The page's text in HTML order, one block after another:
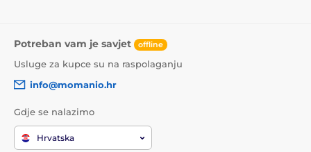
Potreban vam je savjet offline
Usluge za kupce su na raspolaganju
info@momanio.hr
Gdje se nalazimo
Hrvatska